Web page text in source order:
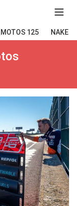
Abir
MOTOS 125 NAKED